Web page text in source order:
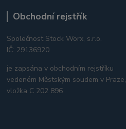
Obchodní rejstřík
Společnost Stock Worx, s.r.o.
IČ: 29136920
je zapsána v obchodním rejstříku
vedeném Městským soudem v Praze,
vložka C 202 896